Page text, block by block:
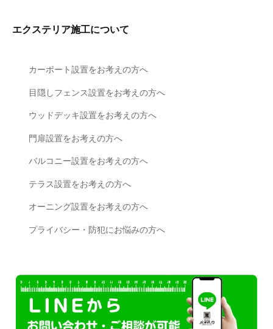
エクステリア施工について
カーポート設置をお考えの方へ
目隠しフェンス設置をお考えの方へ
ウッドデッキ設置をお考えの方へ
門扉設置をお考えの方へ
バルコニー設置をお考えの方へ
テラス設置をお考えの方へ
オーニング設置をお考えの方へ
プライバシー・防犯にお悩みの方へ